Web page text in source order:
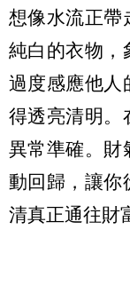
想像水流正帶
純白的衣物，
過度感應他人
得透亮清明。
異常準確。財
動回歸，讓你
清真正通往財